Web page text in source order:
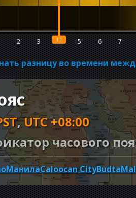
2 3 4 5 6 7
разницу во времени
,UTC +08:00
часового
МанилаCaloocan CityBudta